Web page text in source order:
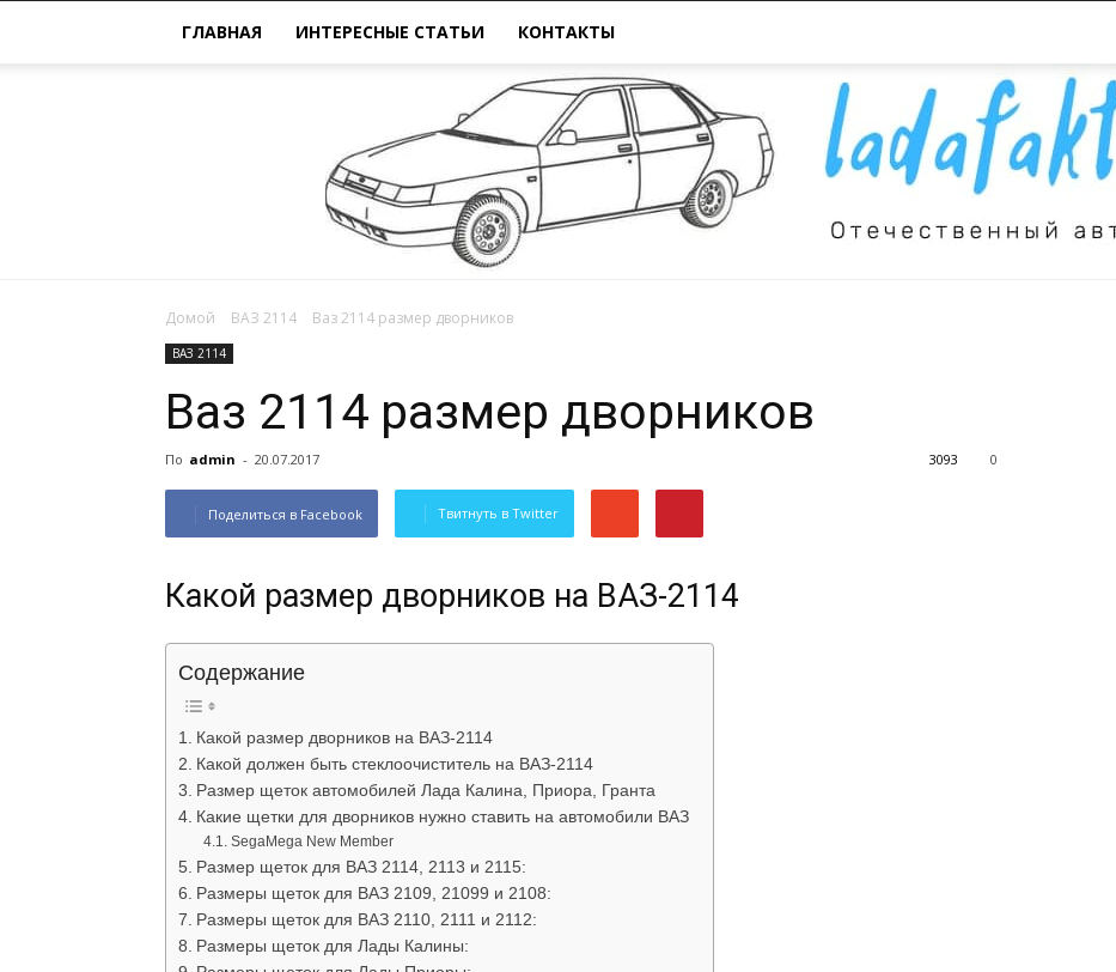
ГЛАВНАЯ ИНТЕРЕСНЫЕ СТАТЬИ КОНТАКТЫ
Домой ВАЗ 2114 Ваз 2114 размер дворников
ВАЗ 2114
Ваз 2114 размер дворников
По admin - 20.07.2017 0
3093
Поделиться в Facebook Твитнуть в Twitter
Какой размер дворников на ВАЗ-2114
Содержание
Какой размер дворников на ВАЗ-2114
Какой должен быть стеклоочиститель на ВАЗ-2114
Размер щеток автомобилей Лада Калина, Приора, Гранта
Какие щетки для дворников нужно ставить на автомобили ВАЗ
SegaMega New Member
Размер щеток для ВАЗ 2114, 2113 и 2115:
Размеры щеток для ВАЗ 2109, 21099 и 2108:
Размеры щеток для ВАЗ 2110, 2111 и 2112:
Размеры щеток для Лады Калины: